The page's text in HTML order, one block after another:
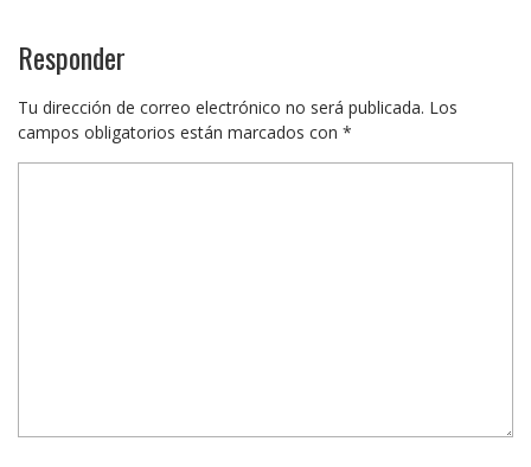
Responder
Tu dirección de correo electrónico no será publicada. Los
campos obligatorios están marcados con *